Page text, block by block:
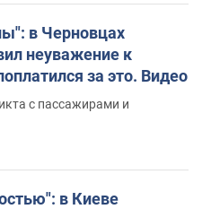
в Черновцах
неуважение к
за это. Видео
с пассажирами и
в Киеве